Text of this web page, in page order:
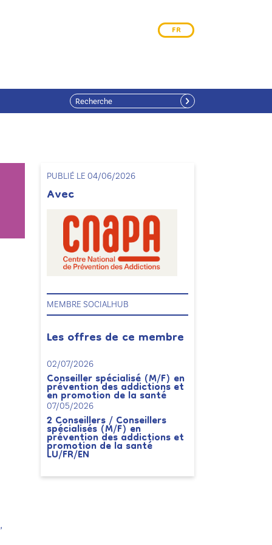
FR
PUBLIÉ LE 04/06/2026
Avec
MEMBRE SOCIALHUB
Les offres de ce membre
02/07/2026
Conseiller spécialisé (M/F) en
prévention des addictions et
en promotion de la santé
07/05/2026
2 Conseillers / Conseillers
spécialisés (M/F) en
prévention des addictions et
promotion de la santé
LU/FR/EN